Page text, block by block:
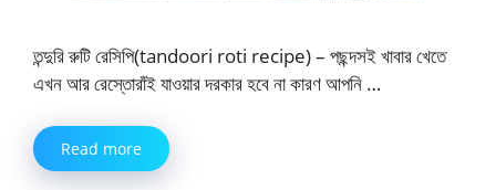
তন্দুরি রুটি রেসিপি(tandoori roti recipe) – পছন্দসই খাবার খেতে
এখন আর রেস্তোরাঁই যাওয়ার দরকার হবে না কারণ আপনি …
Read more